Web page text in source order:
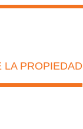
LA PROPIEDAD